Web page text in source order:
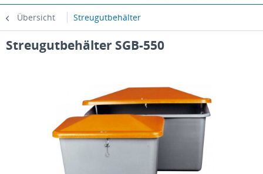
Übersicht Streugutbehälter
Streugutbehälter SGB-550